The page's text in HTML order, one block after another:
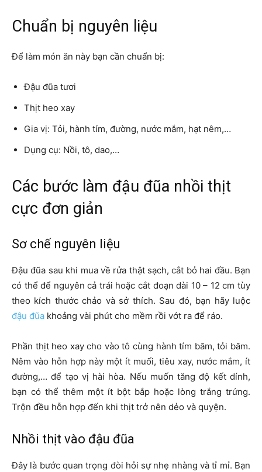
Chuẩn bị nguyên liệu
Để làm món ăn này bạn cần chuẩn bị:
Đậu đũa tươi
Thịt heo xay
Gia vị: Tỏi, hành tím, đường, nước mắm, hạt nêm,…
Dụng cụ: Nồi, tô, dao,…
Các bước làm đậu đũa nhồi thịt
cực đơn giản
Sơ chế nguyên liệu
Đậu đũa sau khi mua về rửa thật sạch, cắt bỏ hai đầu. Bạn
có thể để nguyên cả trái hoặc cắt đoạn dài 10 – 12 cm tùy
theo kích thước chảo và sở thích. Sau đó, bạn hãy luộc
đậu đũa khoảng vài phút cho mềm rồi vớt ra để ráo.
Phần thịt heo xay cho vào tô cùng hành tím băm, tỏi băm.
Nêm vào hỗn hợp này một ít muối, tiêu xay, nước mắm, ít
đường,… để tạo vị hài hòa. Nếu muốn tăng độ kết dính,
bạn có thể thêm một ít bột bắp hoặc lòng trắng trứng.
Trộn đều hỗn hợp đến khi thịt trở nên dẻo và quyện.
Nhồi thịt vào đậu đũa
Đây là bước quan trọng đòi hỏi sự nhẹ nhàng và tỉ mỉ. Bạn